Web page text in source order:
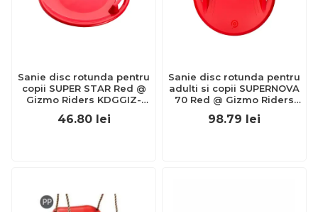
Sanie disc rotunda pentru
copii SUPER STAR Red @
Gizmo Riders KDGGIZ-
46.80 lei
Sanie disc rotunda pentru
adulti si copii SUPERNOVA
70 Red @ Gizmo Riders
98.79 lei